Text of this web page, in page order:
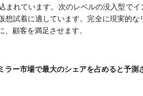
まれています。次のレベルの没入型で
想試着に適しています。完全に現実的
、顧客を満足させます。
ー市場で最大のシェアを占めると予測